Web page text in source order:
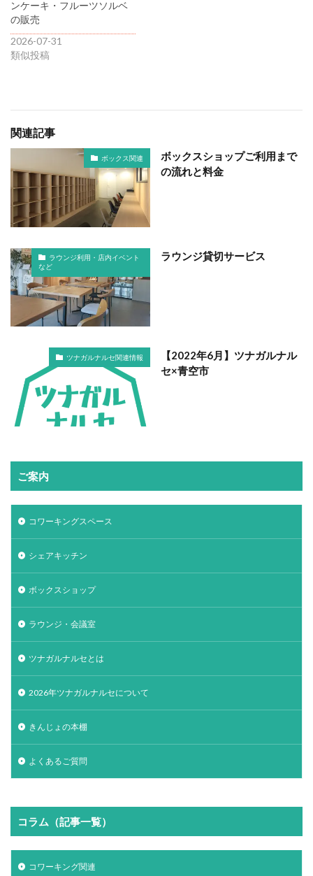
ンケーキ・フルーツソルベ
の販売
2026-07-31
類似投稿
関連記事
ボックス関連
ボックスショップご利用まで
の流れと料金
ラウンジ利用・店内イベント
など
ラウンジ貸切サービス
ツナガルナルセ関連情報
【2022年6月】ツナガルナル
セ×青空市
ご案内
コワーキングスペース
シェアキッチン
ボックスショップ
ラウンジ・会議室
ツナガルナルセとは
2026年ツナガルナルセについて
きんじょの本棚
よくあるご質問
コラム（記事一覧）
コワーキング関連